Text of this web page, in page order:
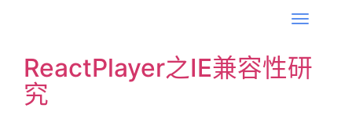
T
g
ReactPlayer之IE兼容性研
究